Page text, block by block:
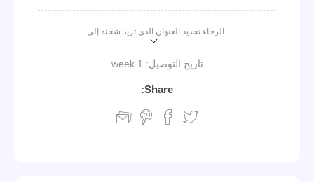
الرجاء تحديد العنوان الذي تريد شحنه إلى
تاريخ التوصيل: 1 week
Share: